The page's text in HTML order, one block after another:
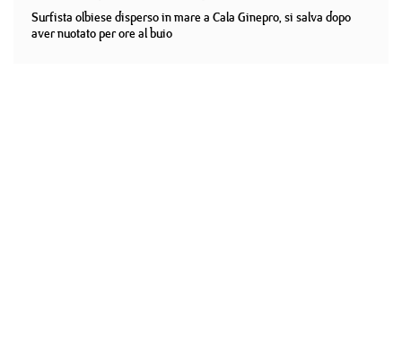
Surfista olbiese disperso in mare a Cala Ginepro, si salva dopo
aver nuotato per ore al buio